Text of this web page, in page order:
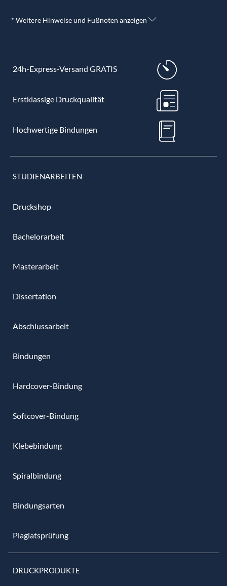
* Weitere Hinweise und Fußnoten anzeigen
24h-Express-Versand GRATIS
Erstklassige Druckqualität
Hochwertige Bindungen
STUDIENARBEITEN
Druckshop
Bachelorarbeit
Masterarbeit
Dissertation
Abschlussarbeit
Bindungen
Hardcover-Bindung
Softcover-Bindung
Klebebindung
Spiralbindung
Bindungsarten
Plagiatsprüfung
DRUCKPRODUKTE